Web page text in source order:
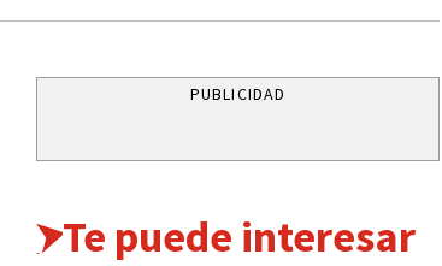
PUBLICIDAD
Te puede interesar